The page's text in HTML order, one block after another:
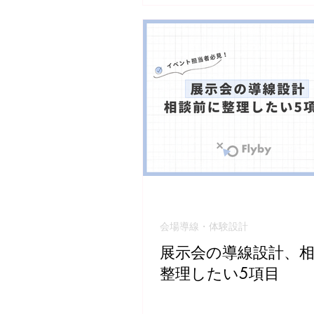
展示会の導線設計、
整理したい5項目
会場導線・体験設計